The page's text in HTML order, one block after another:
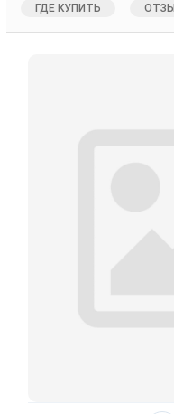
ГДЕ КУПИТЬ